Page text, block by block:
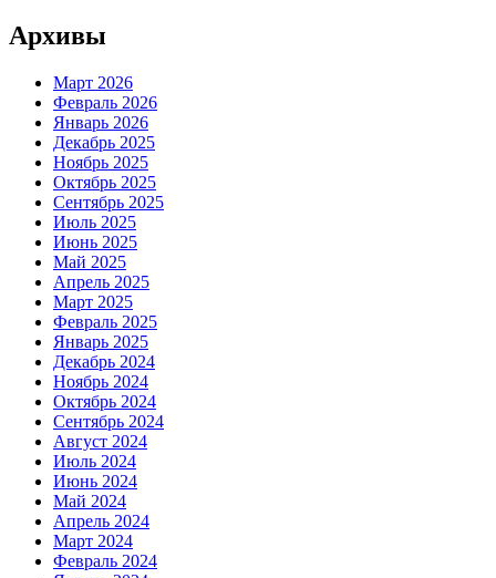
Архивы
Март 2026
Февраль 2026
Январь 2026
Декабрь 2025
Ноябрь 2025
Октябрь 2025
Сентябрь 2025
Июль 2025
Июнь 2025
Май 2025
Апрель 2025
Март 2025
Февраль 2025
Январь 2025
Декабрь 2024
Ноябрь 2024
Октябрь 2024
Сентябрь 2024
Август 2024
Июль 2024
Июнь 2024
Май 2024
Апрель 2024
Март 2024
Февраль 2024